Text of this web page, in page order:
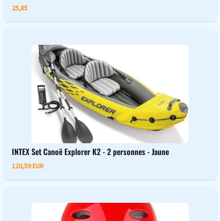
25,85
INTEX Set Canoë Explorer K2 - 2 personnes - Jaune
120,59 EUR